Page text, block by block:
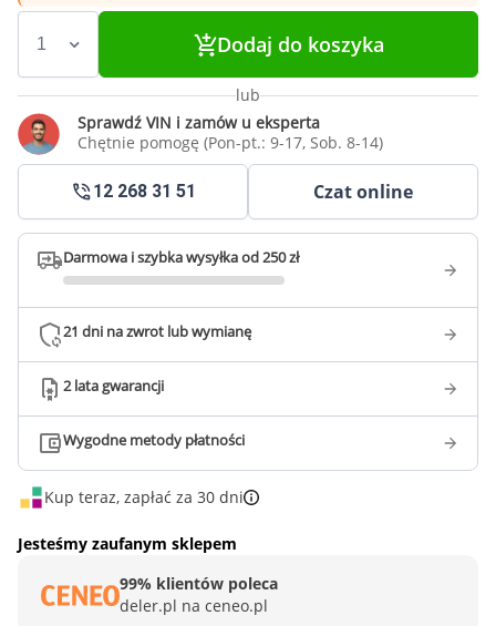
Dodaj do koszyka
lub
Sprawdź VIN i zamów u eksperta
Chętnie pomogę (Pon-pt.: 9-17, Sob. 8-14)
12 268 31 51 Czat online
Darmowa i szybka wysyłka od 250 zł
21 dni na zwrot lub wymianę
2 lata gwarancji
Wygodne metody płatności
Kup teraz, zapłać za 30 dni
Jesteśmy zaufanym sklepem
99% klientów poleca
deler.pl na ceneo.pl